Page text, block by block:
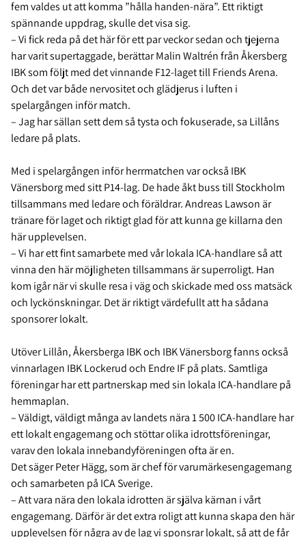
fem valdes ut att komma ”hålla handen-nära”. Ett riktigt
spännande uppdrag, skulle det visa sig.
– Vi fick reda på det här för ett par veckor sedan och tjejerna
har varit supertaggade, berättar Malin Waltrén från Åkersberg
IBK som följt med det vinnande F12-laget till Friends Arena.
Och det var både nervositet och glädjerus i luften i
spelargången inför match.
– Jag har sällan sett dem så tysta och fokuserade, sa Lillåns
ledare på plats.
Med i spelargången inför herrmatchen var också IBK
Vänersborg med sitt P14-lag. De hade åkt buss till Stockholm
tillsammans med ledare och föräldrar. Andreas Lawson är
tränare för laget och riktigt glad för att kunna ge killarna den
här upplevelsen.
– Vi har ett fint samarbete med vår lokala ICA-handlare så att
vinna den här möjligheten tillsammans är superroligt. Han
kom igår när vi skulle resa i väg och skickade med oss matsäck
och lyckönskningar. Det är riktigt värdefullt att ha sådana
sponsorer lokalt.
Utöver Lillån, Åkersberga IBK och IBK Vänersborg fanns också
vinnarlagen IBK Lockerud och Endre IF på plats. Samtliga
föreningar har ett partnerskap med sin lokala ICA-handlare på
hemmaplan.
– Väldigt, väldigt många av landets nära 1 500 ICA-handlare har
ett lokalt engagemang och stöttar olika idrottsföreningar,
varav den lokala innebandyföreningen ofta är en.
Det säger Peter Hägg, som är chef för varumärkesengagemang
och samarbeten på ICA Sverige.
– Att vara nära den lokala idrotten är själva kärnan i vårt
engagemang. Därför är det extra roligt att kunna skapa den här
upplevelsen för några av de lag vi sponsrar lokalt, så att de får